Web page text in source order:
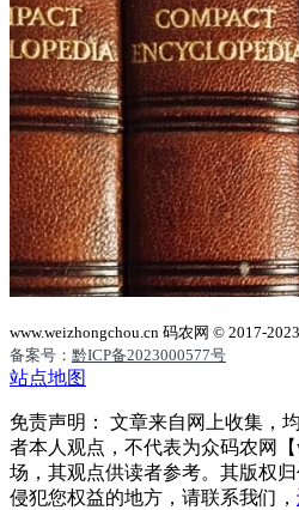
www.weizhongchou.cn 码农网 © 2017-
备案号： 黔ICP备2023000577号
站点地图
免责声明： 文章来自网上收集，
者本人观点，不代表为众码农网【
场，其观点供读者参考。其版权
侵犯您权益的地方，请联系我们，